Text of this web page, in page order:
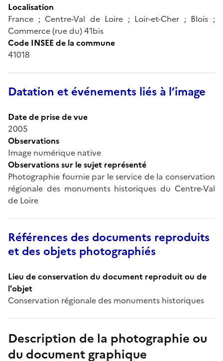
Localisation
France ; Centre-Val de Loire ; Loir-et-Cher ; Blois ;
Commerce (rue du) 41bis
Code INSEE de la commune
41018
Datation et événements liés à l’image
Date de prise de vue
2005
Observations
Image numérique native
Observations sur le sujet représenté
Photographie fournie par le service de la conservation
régionale des monuments historiques du Centre-Val
de Loire
Références des documents reproduits
et des objets photographiés
Lieu de conservation du document reproduit ou de
l'objet
Conservation régionale des monuments historiques
Description de la photographie ou
du document graphique